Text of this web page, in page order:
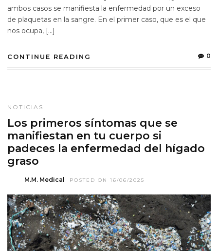
ambos casos se manifiesta la enfermedad por un exceso
de plaquetas en la sangre. En el primer caso, que es el que
nos ocupa, […]
CONTINUE READING 0
NOTICIAS
Los primeros síntomas que se
manifiestan en tu cuerpo si
padeces la enfermedad del hígado
graso
M.M. Medical POSTED ON 16/06/2025